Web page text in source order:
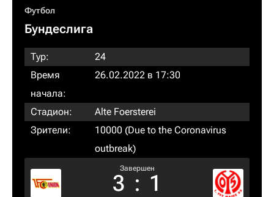
Футбол
Бундеслига
Тур:
24
Время
начала:
26.02.2022 в 17:30
Стадион:
Alte Foersterei
Зрители:
10000 (Due to the Coronavirus
outbreak)
Завершен
3 : 1